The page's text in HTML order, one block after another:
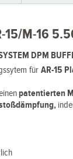
15/M-16
DPM
fürAR-15
patentierten